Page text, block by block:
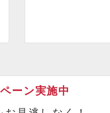
ーン実施中